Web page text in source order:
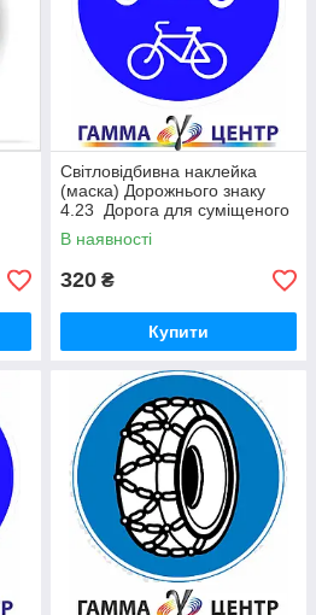
Світловідбивна наклейка
(маска) Дорожнього знаку
4.23 Дорога для суміщеного
руху легкових автомобілів та
велосипедів
В наявності
320 ₴
Купити